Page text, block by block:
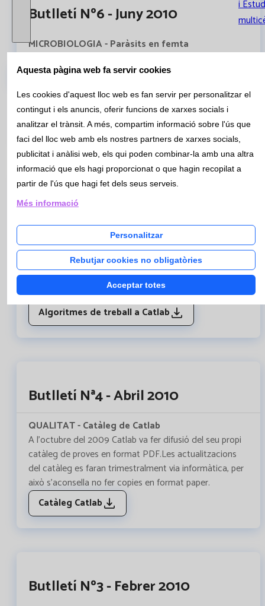
i
Catàleg
Butlletí Nº6 - Juny 2010
MICROBIOLOGIA - Paràsits en femta
paràsit en femta de l’any 2009.S’han realitzat un total
1850 (8%) han estat positius.
Paràsits en femta
Butlletí Nº5 - Maig 2010
QUALITAT- Algoritmes de treball a Catlab
Des de Catlab s’està treballant en buscar mecanismes i
criteris, consensuats amb els nostres clients, per ajudar
als facultatius en el seu diagnòstic i seguiment dels
pacients, tot racionalitzant la demanda analítica.
Algoritmes de treball a Catlab
Butlletí Nª4 - Abril 2010
QUALITAT - Catàleg de Catlab
A l’octubre del 2009 Catlab va fer difusió del seu propi
catàleg de proves en format PDF.Les actualitzacions
del catàleg es faran trimestralment via informàtica, per
això s’aconsella no fer copies en format paper.
Catàleg Catlab
Butlletí Nº3 - Febrer 2010
Aquesta pàgina web fa servir cookies
Les cookies d'aquest lloc web es fan servir per personalitzar el
contingut i els anuncis, oferir funcions de xarxes socials i
analitzar el trànsit. A més, compartim informació sobre l'ús que
faci del lloc web amb els nostres partners de xarxes socials,
publicitat i anàlisi web, els qui poden combinar-la amb una altra
informació que els hagi proporcionat o que hagin recopilat a
partir de l'ús que hagi fet dels seus serveis.
Més informació
Personalitzar
Rebutjar cookies no obligatòries
Acceptar totes